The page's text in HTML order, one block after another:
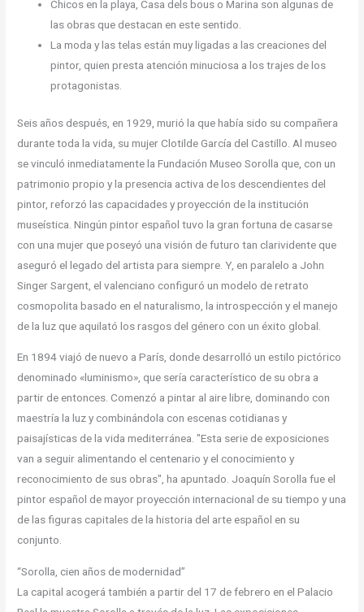
Chicos en la playa, Casa dels bous o Marina son algunas de
las obras que destacan en este sentido.
La moda y las telas están muy ligadas a las creaciones del
pintor, quien presta atención minuciosa a los trajes de los
protagonistas.
Seis años después, en 1929, murió la que había sido su compañera
durante toda la vida, su mujer Clotilde García del Castillo. Al museo
se vinculó inmediatamente la Fundación Museo Sorolla que, con un
patrimonio propio y la presencia activa de los descendientes del
pintor, reforzó las capacidades y proyección de la institución
museística. Ningún pintor español tuvo la gran fortuna de casarse
con una mujer que poseyó una visión de futuro tan clarividente que
aseguró el legado del artista para siempre. Y, en paralelo a John
Singer Sargent, el valenciano configuró un modelo de retrato
cosmopolita basado en el naturalismo, la introspección y el manejo
de la luz que aquilató los rasgos del género con un éxito global.
En 1894 viajó de nuevo a París, donde desarrolló un estilo pictórico
denominado «luminismo», que sería característico de su obra a
partir de entonces. Comenzó a pintar al aire libre, dominando con
maestría la luz y combinándola con escenas cotidianas y
paisajísticas de la vida mediterránea. "Esta serie de exposiciones
van a seguir alimentando el centenario y el conocimiento y
reconocimiento de sus obras", ha apuntado. Joaquín Sorolla fue el
pintor español de mayor proyección internacional de su tiempo y una
de las figuras capitales de la historia del arte español en su
conjunto.
“Sorolla, cien años de modernidad”
La capital acogerá también a partir del 17 de febrero en el Palacio